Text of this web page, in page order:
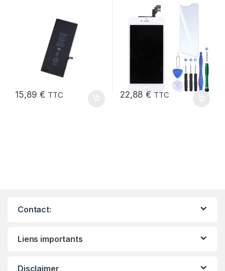
15,89€ TTC 22,88€ TTC
Contact:
Liens importants
Disclaimer